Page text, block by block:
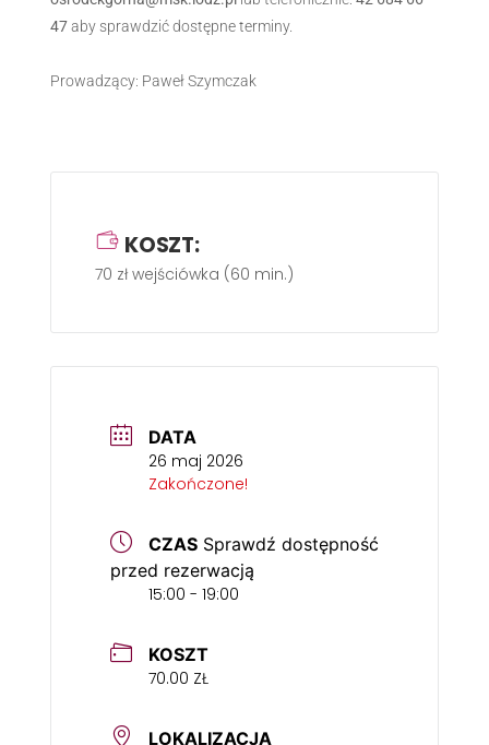
47aby sprawdzić dostępne terminy.
Prowadzący: Paweł Szymczak
KOSZT:
70 zł wejściówka (60 min.)
DATA
26 maj 2026
Zakończone!
CZAS Sprawdź dostępność
przed rezerwacją
15:00 - 19:00
KOSZT
70.00 ZŁ
LOKALIZACJA